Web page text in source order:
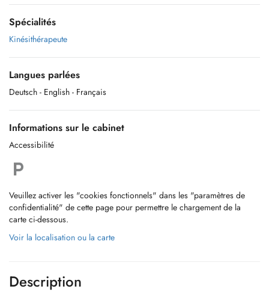
Spécialités
Kinésithérapeute
Langues parlées
Deutsch - English - Français
Informations sur le cabinet
Accessibilité
Veuillez activer les "cookies fonctionnels" dans les "paramètres de
confidentialité" de cette page pour permettre le chargement de la
carte ci-dessous.
Voir la localisation ou la carte
Description